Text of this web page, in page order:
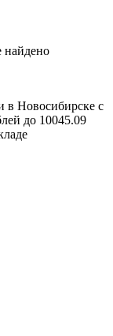
найдено
в Новосибирске с
до 10045.09